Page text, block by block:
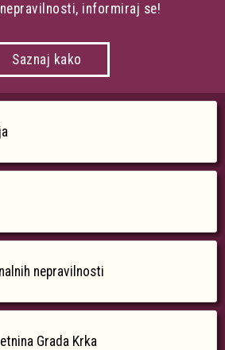
informiraj se!
Saznaj kako
nepravilnosti
Grada Krka